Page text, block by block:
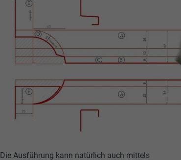
Die Ausführung kann natürlich auch mittels